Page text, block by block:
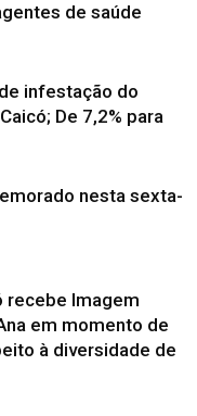
de saúde
infestação do
De 7,2% para
nesta sexta-
recebe Imagem
em momento de
à diversidade de